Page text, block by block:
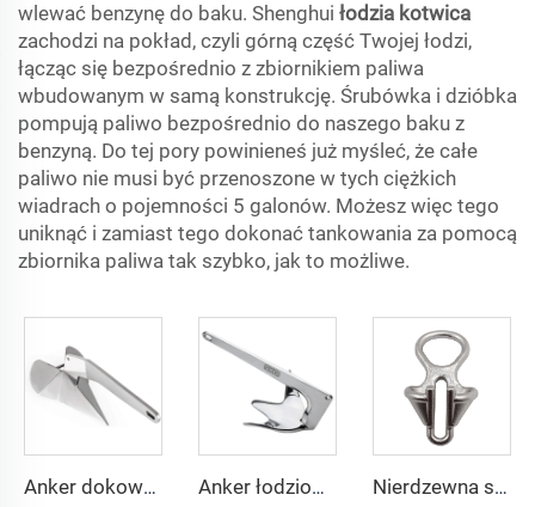
wlewać benzynę do baku. Shenghui łodzia kotwica
zachodzi na pokład, czyli górną część Twojej łodzi,
łącząc się bezpośrednio z zbiornikiem paliwa
wbudowanym w samą konstrukcję. Śrubówka i dzióbka
pompują paliwo bezpośrednio do naszego baku z
benzyną. Do tej pory powinieneś już myśleć, że całe
paliwo nie musi być przenoszone w tych ciężkich
wiadrach o pojemności 5 galonów. Możesz więc tego
uniknąć i zamiast tego dokonać tankowania za pomocą
zbiornika paliwa tak szybko, jak to możliwe.
Anker dokowy typu Delta w wykonaniu z nierdzewnej stali 316 klasy morskiej Anker łodziowy typu Bruce w wykonaniu z nierdzewnej stali 316 klasy morskiej Nierdzewna stal 316, zatrzymywacz łańcucha kotwicznego łodzi